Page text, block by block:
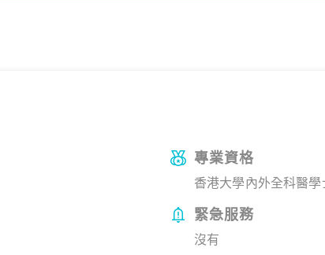
專業資格
香港大學內外全科醫學
緊急服務
沒有